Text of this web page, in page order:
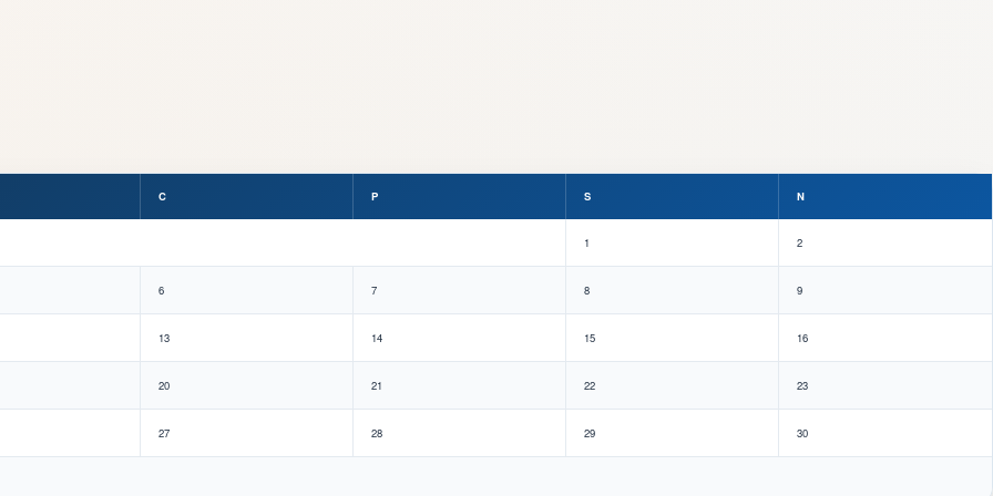
C P S N
1 2
6 7 8 9
13 14 15 16
20 21 22 23
27 28 29 30